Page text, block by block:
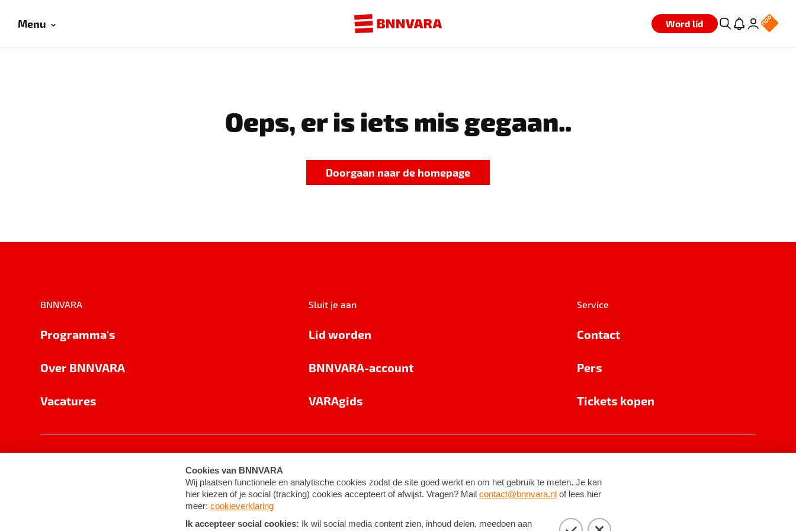
Menu Word lid
Oeps, er is iets mis gegaan..
Doorgaan naar de homepage
BNNVARA
Programma's
Over BNNVARA
Vacatures
Sluit je aan
Lid worden
BNNVARA-account
VARAgids
Service
Contact
Pers
Tickets kopen
Cookie-instellingen Algemene voorwaarden ©2026BNNVARA